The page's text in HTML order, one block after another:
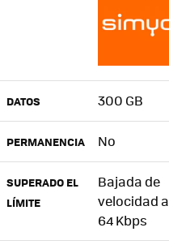
DATOS 300 GB
PERMANENCIA No
SUPERADO EL
LÍMITE
Bajada de
velocidad a
64 Kbps